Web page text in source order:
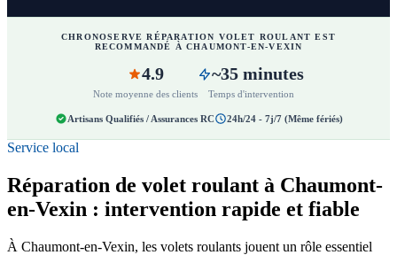
CHRONOSERVE RÉPARATION VOLET ROULANT EST
RECOMMANDÉ À CHAUMONT-EN-VEXIN
4.9
Note moyenne des clients
~35 minutes
Temps d'intervention
Artisans Qualifiés / Assurances RC 24h/24 - 7j/7 (Même fériés)
Service local
Réparation de volet roulant à Chaumont-
en-Vexin : intervention rapide et fiable
À Chaumont-en-Vexin, les volets roulants jouent un rôle essentiel